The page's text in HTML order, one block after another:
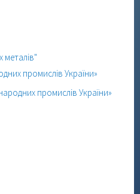
металів"
промислів України»
промислів України»